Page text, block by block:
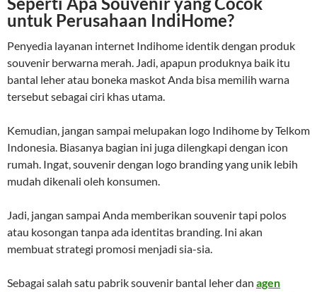
untuk Perusahaan IndiHome?
Penyedia layanan internet Indihome identik dengan produk
souvenir berwarna merah. Jadi, apapun produknya baik itu
bantal leher atau boneka maskot Anda bisa memilih warna
tersebut sebagai ciri khas utama.
Kemudian, jangan sampai melupakan logo Indihome by Telkom
Indonesia. Biasanya bagian ini juga dilengkapi dengan icon
rumah. Ingat, souvenir dengan logo branding yang unik lebih
mudah dikenali oleh konsumen.
Jadi, jangan sampai Anda memberikan souvenir tapi polos
atau kosongan tanpa ada identitas branding. Ini akan
membuat strategi promosi menjadi sia-sia.
Sebagai salah satu pabrik souvenir bantal leher dan agen